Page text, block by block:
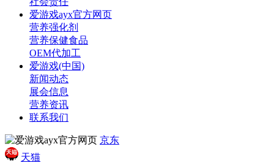
爱游戏ayx官方网页
营养强化剂
营养保健食品
OEM代加工
爱游戏(中国)
新闻动态
展会信息
营养资讯
联系我们
京东
天猫